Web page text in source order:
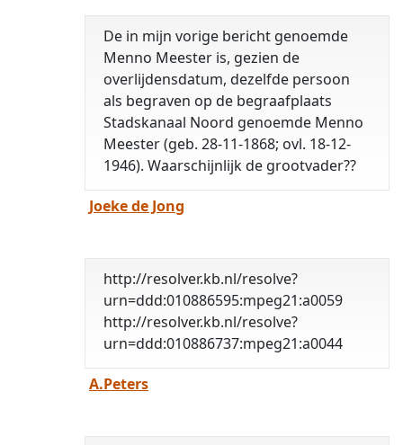
De in mijn vorige bericht genoemde
Menno Meester is, gezien de
overlijdensdatum, dezelfde persoon
als begraven op de begraafplaats
Stadskanaal Noord genoemde Menno
Meester (geb. 28-11-1868; ovl. 18-12-
1946). Waarschijnlijk de grootvader??
Joeke de Jong
http://resolver.kb.nl/resolve?
urn=ddd:010886595:mpeg21:a0059
http://resolver.kb.nl/resolve?
urn=ddd:010886737:mpeg21:a0044
A.Peters